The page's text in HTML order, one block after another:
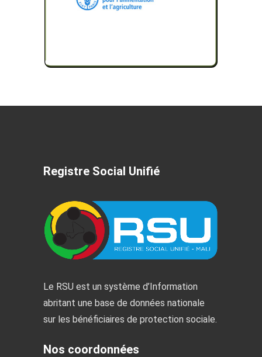
Registre Social Unifié
Le RSU est un système d’Information
abritant une base de données nationale
sur les bénéficiaires de protection sociale.
Nos coordonnées